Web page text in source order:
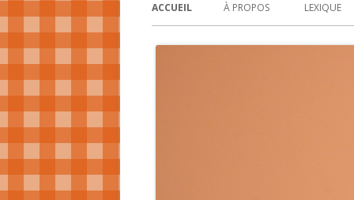
ACCUEIL À PROPOS LEXIQUE